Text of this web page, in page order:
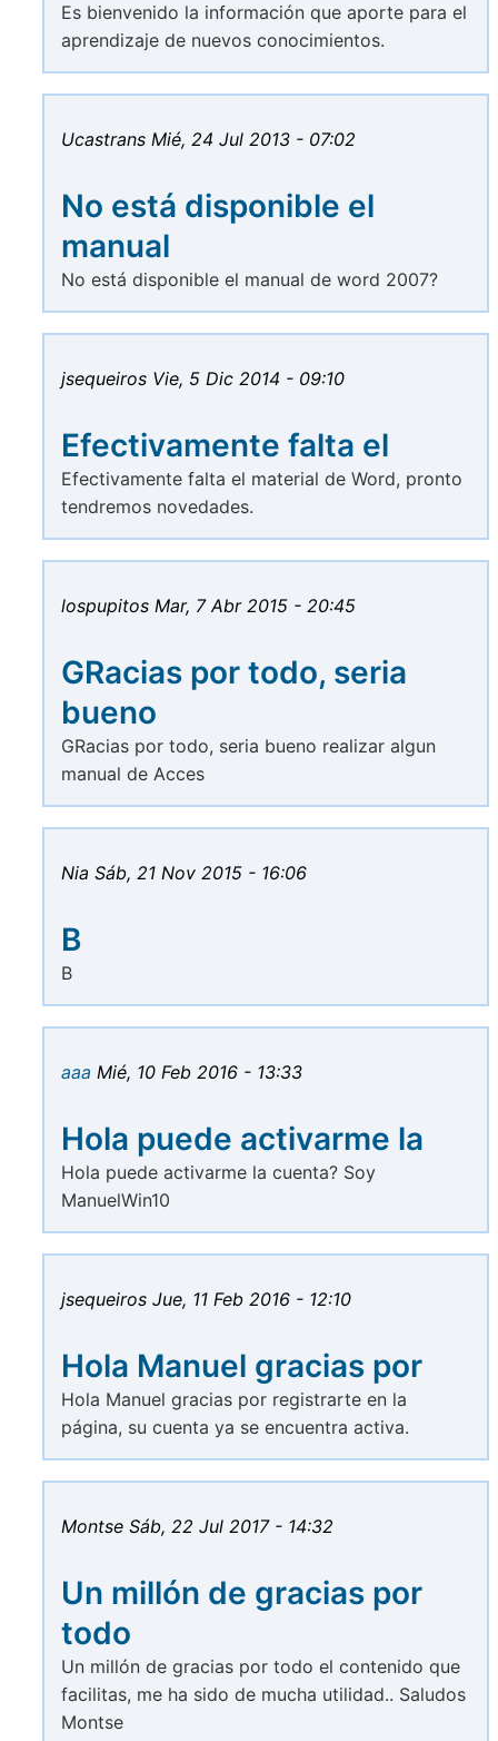
Es bienvenido la información que aporte para el
aprendizaje de nuevos conocimientos.
Ucastrans Mié, 24 Jul 2013 - 07:02
No está disponible el
manual
No está disponible el manual de word 2007?
jsequeiros Vie, 5 Dic 2014 - 09:10
Efectivamente falta el
Efectivamente falta el material de Word, pronto
tendremos novedades.
lospupitos Mar, 7 Abr 2015 - 20:45
GRacias por todo, seria
bueno
GRacias por todo, seria bueno realizar algun
manual de Acces
Nia Sáb, 21 Nov 2015 - 16:06
B
B
aaa Mié, 10 Feb 2016 - 13:33
Hola puede activarme la
Hola puede activarme la cuenta? Soy
ManuelWin10
jsequeiros Jue, 11 Feb 2016 - 12:10
Hola Manuel gracias por
Hola Manuel gracias por registrarte en la
página, su cuenta ya se encuentra activa.
Montse Sáb, 22 Jul 2017 - 14:32
Un millón de gracias por
todo
Un millón de gracias por todo el contenido que
facilitas, me ha sido de mucha utilidad.. Saludos
Montse